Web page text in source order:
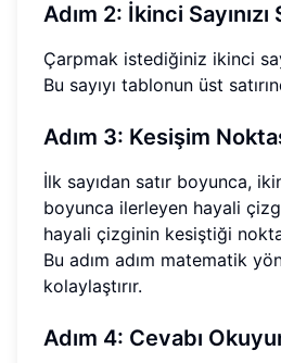
Adım 2: İkinci Sayınızı
Çarpmak istediğiniz ikinci
Bu sayıyı tablonun üst
Adım 3: Kesişim
İlk sayıdan satır boyunca,
boyunca ilerleyen hayali
hayali çizginin kesiştiği
Bu adım adım matematik
kolaylaştırır.
Adım 4: Cevabı